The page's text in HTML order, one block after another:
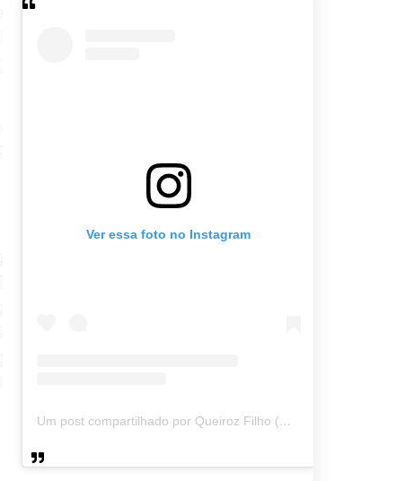
Ver essa foto no Instagram
Um post compartilhado por Queiroz Filho (@queirozmfilho)